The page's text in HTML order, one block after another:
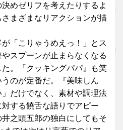
めゼリフを考えたりするよ
まざまなリアクションが描
が「こりゃうめえっ！」とス
スプーンが止まらなくなる
。『クッキングパパ』も笑
のが定番だ。『美味しん
だけでなく、素材や調理法
する饒舌な語りでアピー
之頭五郎の独白にしてもそ